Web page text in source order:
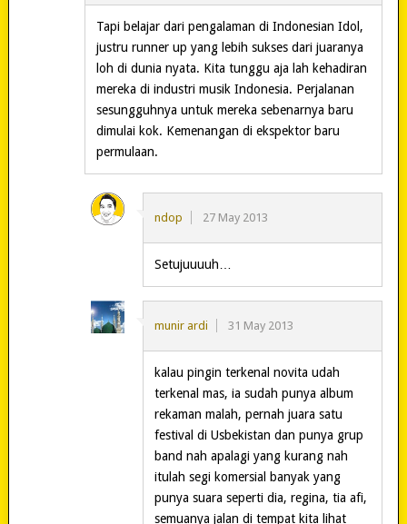
Tapi belajar dari pengalaman di Indonesian Idol,
justru runner up yang lebih sukses dari juaranya
loh di dunia nyata. Kita tunggu aja lah kehadiran
mereka di industri musik Indonesia. Perjalanan
sesungguhnya untuk mereka sebenarnya baru
dimulai kok. Kemenangan di ekspektor baru
permulaan.
ndop 27 May 2013
Setujuuuuh…
munir ardi 31 May 2013
kalau pingin terkenal novita udah
terkenal mas, ia sudah punya album
rekaman malah, pernah juara satu
festival di Usbekistan dan punya grup
band nah apalagi yang kurang nah
itulah segi komersial banyak yang
punya suara seperti dia, regina, tia afi,
semuanya jalan di tempat kita lihat